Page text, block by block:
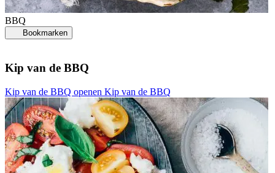
BBQ
Bookmarken
Kip van de BBQ
Kip van de BBQ openen Kip van de BBQ